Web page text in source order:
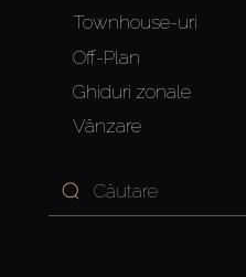
Townhouse-uri
Off-Plan
Ghiduri zonale
Vânzare